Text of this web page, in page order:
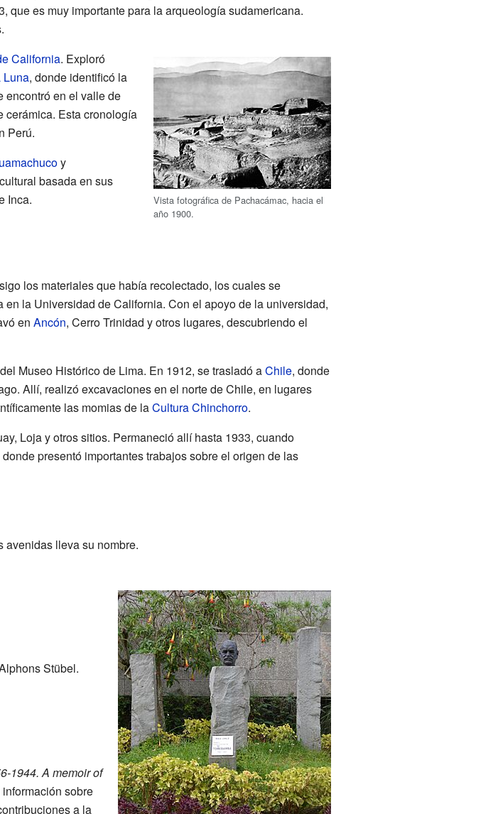
que es muy importante para la arqueología sudamericana.
Vista fotográfica de Pachacámac, hacia el
año 1900.
California. Exploró
Luna, donde identificó la
encontró en el valle de
cerámica. Esta cronología
Perú.
y
basada en sus
Inca.
los materiales que había recolectado, los cuales se
la Universidad de California. Con el apoyo de la universidad,
en Ancón, Cerro Trinidad y otros lugares, descubriendo el
Museo Histórico de Lima. En 1912, se trasladó aChile, donde
Allí, realizó excavaciones en el norte de Chile, en lugares
las momias de laCultura Chinchorro.
Loja y otros sitios. Permaneció allí hasta 1933, cuando
presentó importantes trabajos sobre el origen de las
avenidas lleva su nombre.
Stübel.
1944. A memoir of
sobre
a la